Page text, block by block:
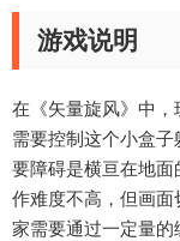
游戏说明
在《矢量旋风》中，
需要控制这个小盒
要障碍是横亘在地
作难度不高，但画
家需要通过一定量的